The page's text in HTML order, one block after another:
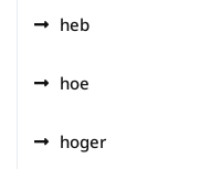
heb
hoe
hoger